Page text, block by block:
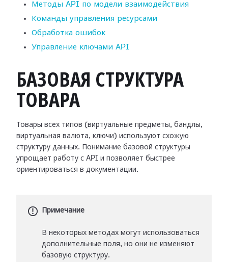
Методы API по модели взаимодействия
Команды управления ресурсами
Обработка ошибок
Управление ключами API
БАЗОВАЯ СТРУКТУРА
ТОВАРА
Товары всех типов (виртуальные предметы, бандлы,
виртуальная валюта, ключи) используют схожую
структуру данных. Понимание базовой структуры
упрощает работу с API и позволяет быстрее
ориентироваться в документации.
Примечание
В некоторых методах могут использоваться
дополнительные поля, но они не изменяют
базовую структуру.